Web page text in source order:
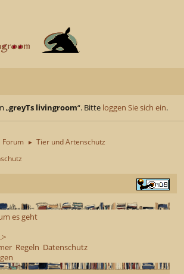
„greyTs livingroom“. Bitte loggen Sie sich ein.
Forum ► Tier und Artenschutz
es geht
Regeln Datenschutz